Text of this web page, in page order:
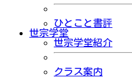
ひとこと書評
世宗学堂
世宗学堂紹介
クラス案内